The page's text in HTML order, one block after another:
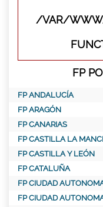
/VAR/WWW/
FP
FP ANDALUCÍA
FP ARAGÓN
FP CANARIAS
FP CASTILLA LA
FP CASTILLA Y LEÓN
FP CATALUÑA
FP CIUDAD
FP CIUDAD